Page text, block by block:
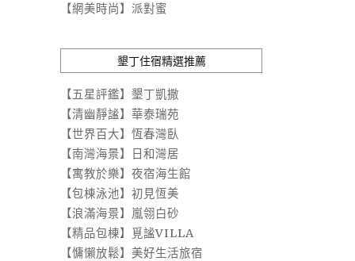
【網美時尚】派對蜜
墾丁住宿精選推薦
【五星評鑑】墾丁凱撒
【清幽靜謐】華泰瑞苑
【世界百大】恆春灣臥
【南灣海景】日和灣居
【寓教於樂】夜宿海生館
【包棟泳池】初見恆美
【浪滿海景】嵐翎白砂
【精品包棟】覓謐VILLA
【慵懶放鬆】美好生活旅宿